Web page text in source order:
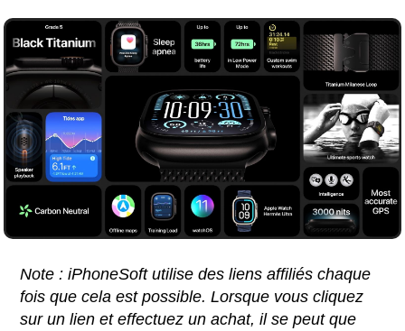
Note : iPhoneSoft utilise des liens affiliés chaque
fois que cela est possible. Lorsque vous cliquez
sur un lien et effectuez un achat, il se peut que